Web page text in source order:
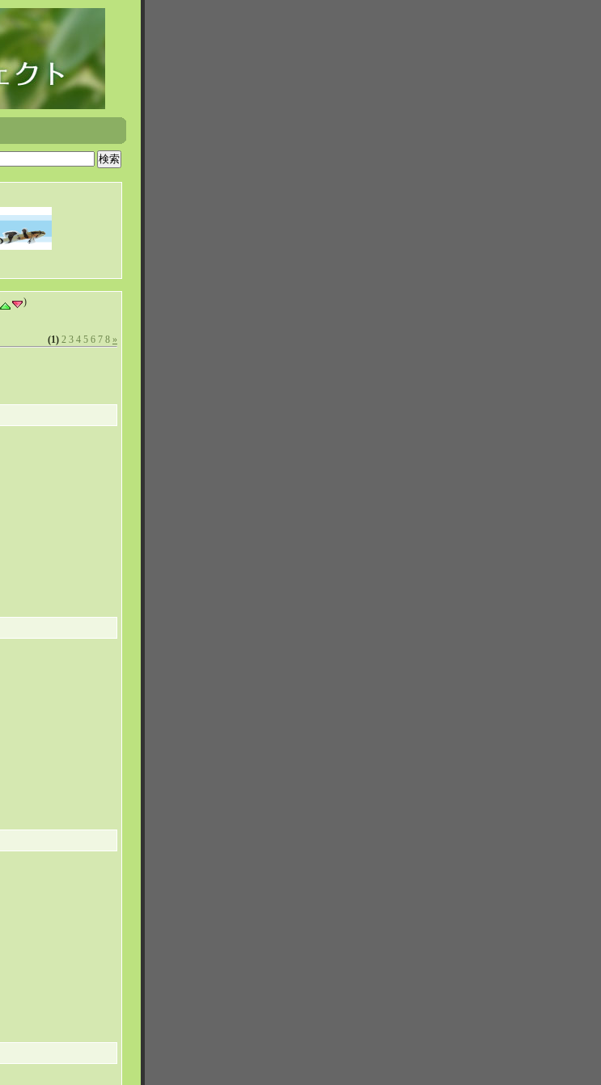
)
(1) 2 3 4 5 6 7 8 »